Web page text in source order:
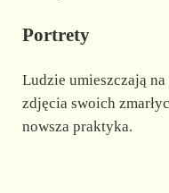
Portrety
Ludzie umieszczają
zdjęcia swoich
nowsza praktyka.